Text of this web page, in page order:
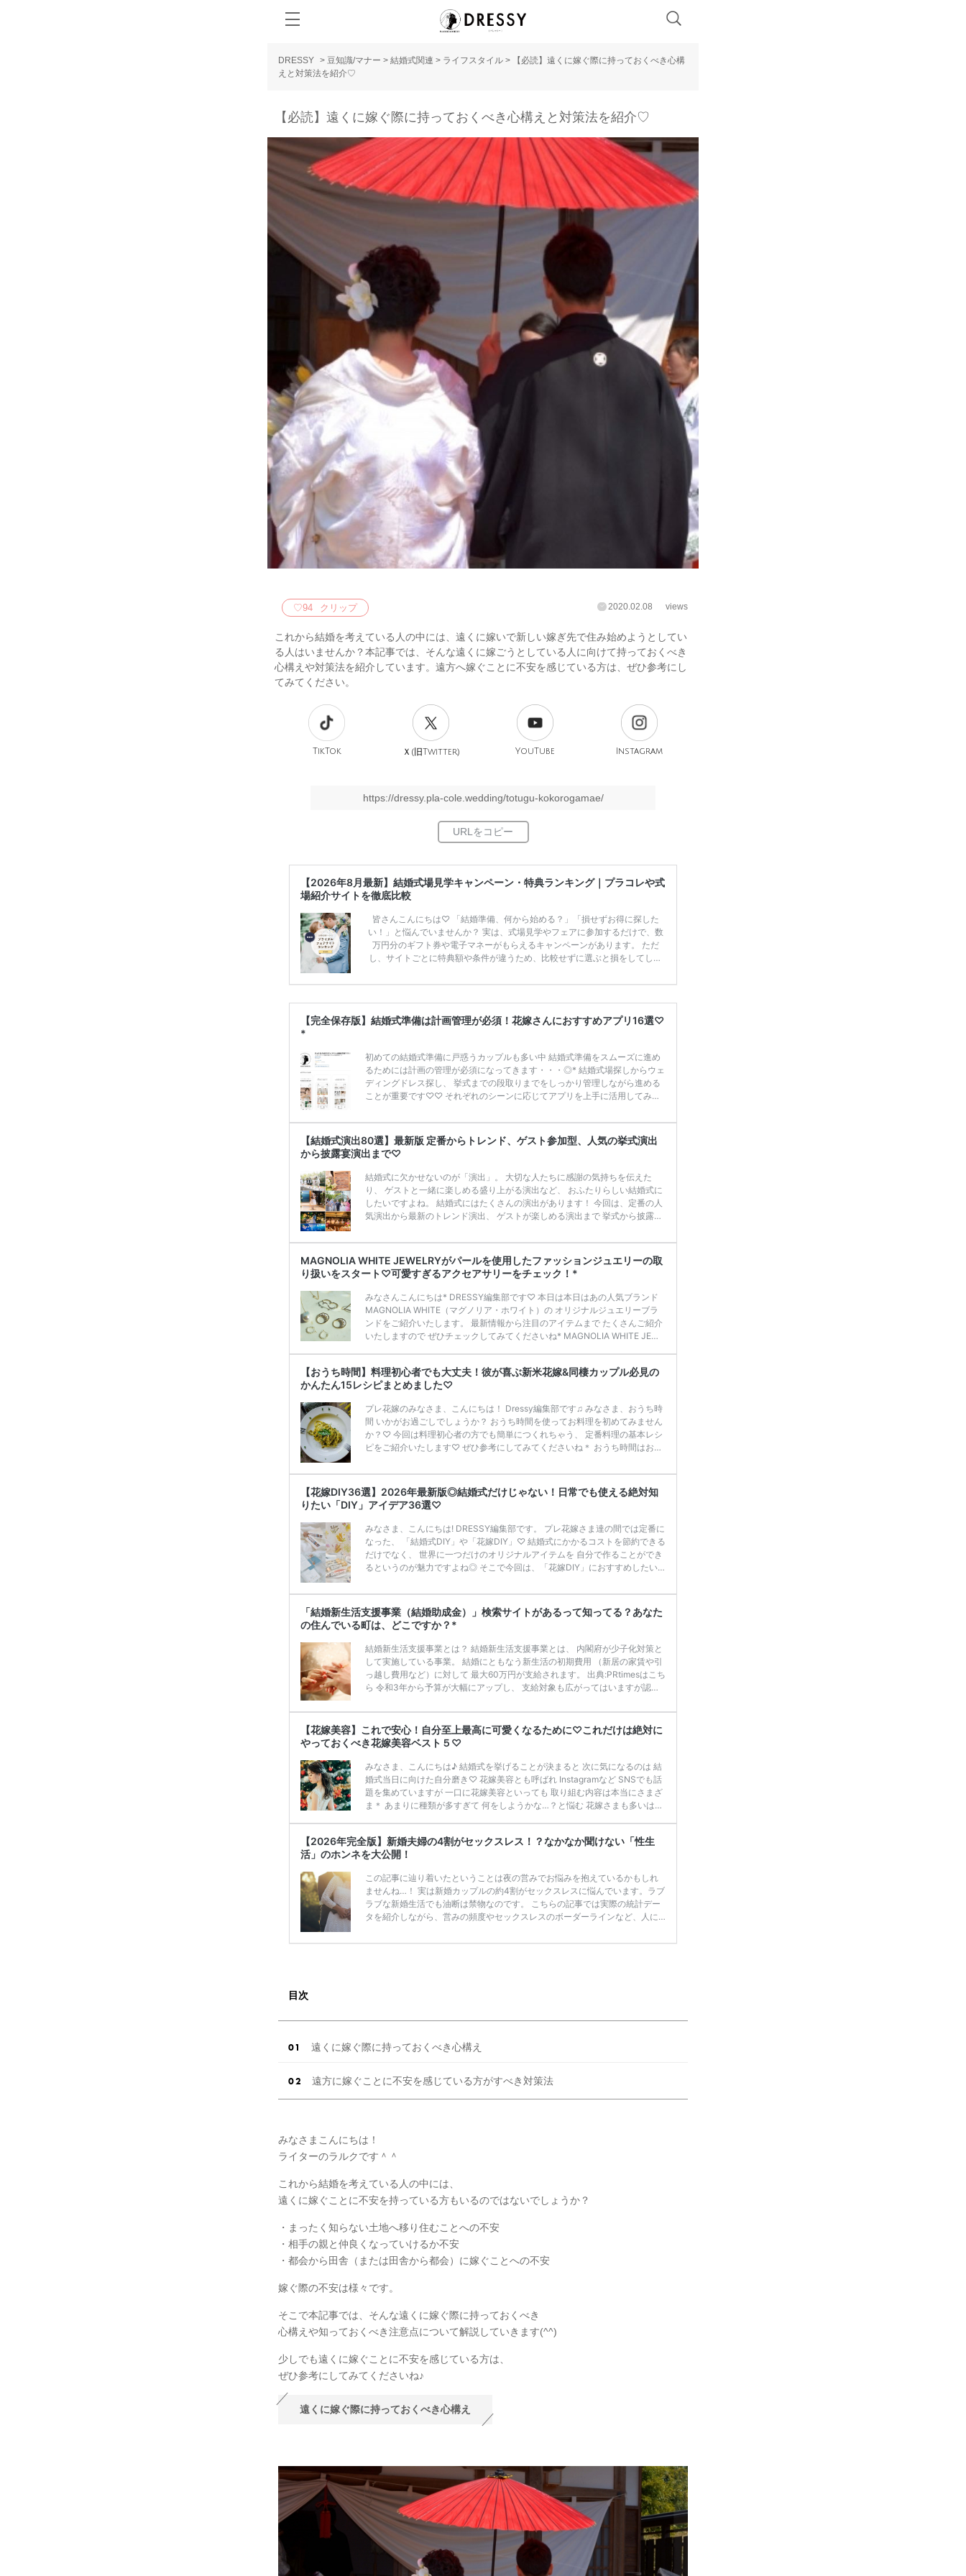
DRESSY > 豆知識/マナー > 結婚式関連 > ライフスタイル >
【必読】遠くに嫁ぐ際に持っておくべき心構
えと対策法を紹介♡
【必読】遠くに嫁ぐ際に持っておくべき心構えと対策法を紹介♡
♡94 クリップ 2020.02.08 views
これから結婚を考えている人の中には、遠くに嫁いで新しい嫁ぎ先で住み始めようとしてい
る人はいませんか？本記事では、そんな遠くに嫁ごうとしている人に向けて持っておくべき
心構えや対策法を紹介しています。遠方へ嫁ぐことに不安を感じている方は、ぜひ参考にし
てみてください。
TikTok Ｘ(旧Twitter) YouTube Instagram
https://dressy.pla-cole.wedding/totugu-kokorogamae/
【2026年8月最新】結婚式場見学キャンペーン・特典ランキング｜プラコレや式
場紹介サイトを徹底比較
皆さんこんにちは♡ 「結婚準備、何から始める？」「損せずお得に探した
い！」と悩んでいませんか？ 実は、式場見学やフェアに参加するだけで、数
万円分のギフト券や電子マネーがもらえるキャンペーンがあります。 ただ
し、サイトごとに特典額や条件が違うため、比較せずに選ぶと損をしてしま
ンペーン特典ランキングを公開！ 比較サイト：プラコレ、ゼクシィ、ハナユ
補を絞れる「ウェディング診断」か、体験型 […]続きを読む
【完全保存版】結婚式準備は計画管理が必須！花嫁さんにおすすめアプリ16選♡
*
初めての結婚式準備に戸惑うカップルも多い中 結婚式準備をスムーズに進め
るためには計画の管理が必須になってきます・・・◎* 結婚式場探しからウェ
ディングドレス探し、 挙式までの段取りまでをしっかり管理しながら進める
ことが重要です♡♡ それぞれのシーンに応じてアプリを上手に活用してみま
いたします♪* 結婚式場を探しアプリ3つ 1.PLACOLE＆DRESSY -プラコレウ
ェディング- Apple Storeより、ダウンロードはこちらをチェック！ PLACOL
E＆DRESSY プラコレウェディングは 自宅にいながらウェディングプ […]続
きを読む
【結婚式演出80選】最新版 定番からトレンド、ゲスト参加型、人気の挙式演出
から披露宴演出まで♡
結婚式に欠かせないのが「演出」。 大切な人たちに感謝の気持ちを伝えた
り、 ゲストと一緒に楽しめる盛り上がる演出など、 おふたりらしい結婚式に
したいですよね。 結婚式にはたくさんの演出があります！ 今回は、定番の人
気演出から最新のトレンド演出、 ゲストが楽しめる演出まで 挙式から披露宴
月の式場探しで特典が貰えるサイトランキング♡ 【7月はとっても豪華◎*】
式場探しで特典が貰えるサイトランキング♡♥各社のキャンペーン内容をま
とめました♡ 結婚式準備のTODOならここをチェック！ 【完全マニュアル】
はじめての結婚準備何する？令 […]
続きを読む
MAGNOLIA WHITE JEWELRYがパールを使用したファッションジュエリーの取
り扱いをスタート♡可愛すぎるアクセアサリーをチェック！*
みなさんこんにちは* DRESSY編集部です♡ 本日は本日はあの人気ブランド
MAGNOLIA WHITE（マグノリア・ホワイト）の オリジナルジュエリーブラ
ンドをご紹介いたします。 最新情報から注目のアイテムまで たくさんご紹介
いたしますので ぜひチェックしてみてくださいね* MAGNOLIA WHITE JEWE
て上質なライフスタイルを提案する TAKAMI GROUPが運営する Couture We
dding Salon MAGN […]
【おうち時間】料理初心者でも大丈夫！彼が喜ぶ新米花嫁&同棲カップル必見の
かんたん15レシピまとめました♡
プレ花嫁のみなさま、こんにちは！ Dressy編集部です♫ みなさま、おうち時
間 いかがお過ごしでしょうか？ おうち時間を使ってお料理を初めてみません
か？♡ 今回は料理初心者の方でも簡単につくれちゃう、 定番料理の基本レシ
ピをご紹介いたします♡ ぜひ参考にしてみてくださいね＊ おうち時間はおで
ら結婚前に 『花嫁修業』を行い、 主婦として必要な家事や所作のスキルを学
ぶ という方が多くいらっしゃいます◎ ここ最近では花嫁さまのみならず、 旦
那さまもお料理や、家事をされますよね！ そんな最近の新郎新婦さまの中で
も、 […] 続きを読む
【花嫁DIY36選】2026年最新版◎結婚式だけじゃない！日常でも使える絶対知
りたい「DIY」アイデア36選♡
みなさま、こんにちは! DRESSY編集部です。 プレ花嫁さま達の間では定番に
なった、 「結婚式DIY」や「花嫁DIY」♡ 結婚式にかかるコストを節約できる
だけでなく、 世界に一つだけのオリジナルアイテムを 自分で作ることができ
るというのが魅力ですよね◎ そこで今回は、「花嫁DIY」におすすめしたい
ぜひ最後までcheckして オリジナルアイテムを作ってみてくださいね◎ ＼花
嫁必見／今月の式場探しで特典が貰えるサイトランキング♡ 【7月はとっても
豪華◎*】式場探しで特典が貰えるサイトランキング♡♥各社のキャンペーン
内容をま […]続きを読む
「結婚新生活支援事業（結婚助成金）」検索サイトがあるって知ってる？あなた
の住んでいる町は、どこですか？*
結婚新生活支援事業とは？ 結婚新生活支援事業とは、 内閣府が少子化対策と
して実施している事業。 結婚にともなう新生活の初期費用 （新居の家賃や引
っ越し費用など）に対して 最大60万円が支給されます。 出典:PRtimesはこち
ら 令和3年から予算が大幅にアップし、 支給対象も広がってはいますが認知
わからない」という声もありました。 実施している自治体は限られているの
で、 「結婚新生活支援事業（結婚助成金）」検索サイトで、 ぜひチェックし
てみてくださいね。 「結婚新生活支援事業（結婚助成金）」検索サイト ​特徴
１ エリアから都 […]
【花嫁美容】これで安心！自分至上最高に可愛くなるために♡これだけは絶対に
やっておくべき花嫁美容ベスト５♡
みなさま、こんにちは♪ 結婚式を挙げることが決まると 次に気になるのは 結
婚式当日に向けた自分磨き♡ 花嫁美容とも呼ばれ Instagramなど SNSでも話
題を集めていますが 一口に花嫁美容といっても 取り組む内容は本当にさまざ
ま＊ あまりに種類が多すぎて 何をしようかな…？と悩む 花嫁さまも多いはず
け 挙式当日までに 自分至上最高にかわいい 自分になっちゃいましょう♡ 花
【2026年完全版】新婚夫婦の4割がセックスレス！？なかなか聞けない「性生
活」のホンネを大公開！
この記事に辿り着いたということは夜の営みでお悩みを抱えているかもしれ
ませんね…！ 実は新婚カップルの約4割がセックスレスに悩んでいます。ラブ
ラブな新婚生活でも油断は禁物なのです。 こちらの記事では実際の統計デー
タを紹介しながら、営みの頻度やセックスレスのボーダーラインなど、人に
法もご紹介しますので「最近レスになってきたかも！」と思っている新婚カ
目次
遠くに嫁ぐ際に持っておくべき心構え
遠方に嫁ぐことに不安を感じている方がすべき対策法
みなさまこんにちは！
ライターのラルクです＾＾
これから結婚を考えている人の中には、
遠くに嫁ぐことに不安を持っている方もいるのではないでしょうか？
・まったく知らない土地へ移り住むことへの不安
・相手の親と仲良くなっていけるか不安
・都会から田舎（または田舎から都会）に嫁ぐことへの不安
嫁ぐ際の不安は様々です。
そこで本記事では、そんな遠くに嫁ぐ際に持っておくべき
心構えや知っておくべき注意点について解説していきます(^^)
少しでも遠くに嫁ぐことに不安を感じている方は、
ぜひ参考にしてみてくださいね♪
遠くに嫁ぐ際に持っておくべき心構え